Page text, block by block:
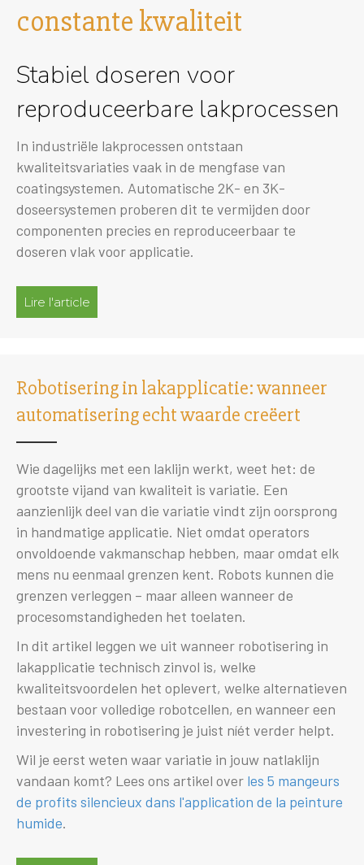
constante kwaliteit
Stabiel doseren voor
reproduceerbare lakprocessen
In industriële lakprocessen ontstaan
kwaliteitsvariaties vaak in de mengfase van
coatingsystemen. Automatische 2K- en 3K-
doseersystemen proberen dit te vermijden door
componenten precies en reproduceerbaar te
doseren vlak voor applicatie.
Lire l'article
Robotisering in lakapplicatie: wanneer
automatisering echt waarde creëert
Wie dagelijks met een laklijn werkt, weet het: de
grootste vijand van kwaliteit is variatie. Een
aanzienlijk deel van die variatie vindt zijn oorsprong
in handmatige applicatie. Niet omdat operators
onvoldoende vakmanschap hebben, maar omdat elk
mens nu eenmaal grenzen kent. Robots kunnen die
grenzen verleggen – maar alleen wanneer de
procesomstandigheden het toelaten.
In dit artikel leggen we uit wanneer robotisering in
lakapplicatie technisch zinvol is, welke
kwaliteitsvoordelen het oplevert, welke alternatieven
bestaan voor volledige robotcellen, en wanneer een
investering in robotisering je juist níét verder helpt.
Wil je eerst weten waar variatie in jouw natlaklijn
vandaan komt? Lees ons artikel over les 5 mangeurs
de profits silencieux dans l'application de la peinture
humide.